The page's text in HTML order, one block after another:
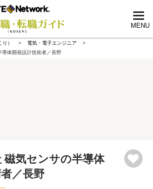
MENU
）
電気・電子エンジニア
体開発設計技術者／長野
磁気センサの半導体
／長野